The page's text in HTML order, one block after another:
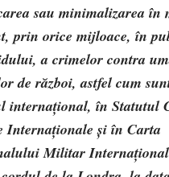
sau minimalizarea în
prin orice mijloace, în
a crimelor contra
de război, astfel cum
internaţional, în Statutul
Internaţionale şi în Carta
Militar